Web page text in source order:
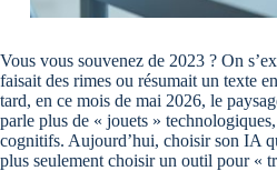
Vous vous souvenez de 2023 ? On
faisait des rimes ou résumait un texte
tard, en ce mois de mai 2026, le
parle plus de « jouets »
cognitifs. Aujourd’hui, choisir son IA
plus seulement choisir un outil pour «